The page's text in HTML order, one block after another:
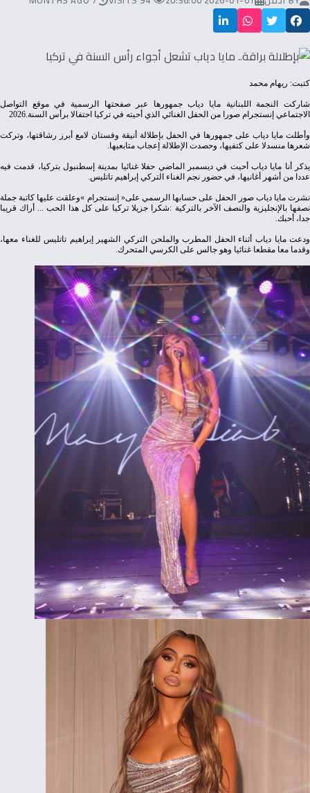
كتبت: ريهام محمد
‬الاجتماعي‭ ‬إنستجرام‭ ‬صورا‭ ‬من‭ ‬الحفل‭ ‬الغنائي‭ ‬الذي‭ ‬أحيته‭ ‬في‭ ‬تركيا‭ ‬احتفالا‭ ‬برأس‭ ‬السنة‭ ‬2026‭.‬
‬شعرها‭ ‬منسدلا‭ ‬على‭ ‬كتفيها،‭ ‬وحصدت‭ ‬الإطلالة‭ ‬إعجاب‭ ‬متابعيها‭.‬
‬عددا‭ ‬من‭ ‬أشهر‭ ‬أغانيها،‭ ‬في‭ ‬حضور‭ ‬نجم‭ ‬الغناء‭ ‬التركي‭ ‬إبراهيم‭ ‬تاتليس‭.‬
‬جدا،‭ ‬أحبك‭.‬
‬وقدما‭ ‬معا‭ ‬مقطعا‭ ‬غنائيا‭ ‬وهو‭ ‬جالس‭ ‬على‭ ‬الكرسي‭ ‬المتحرك‭.‬